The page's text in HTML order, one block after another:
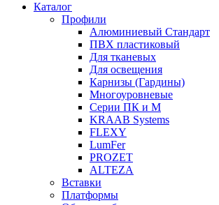
Каталог
Профили
Алюминиевый Стандарт
ПВХ пластиковый
Для тканевых
Для освещения
Карнизы (Гардины)
Многоуровневые
Серии ПК и М
KRAAB Systems
FLEXY
LumFer
PROZET
ALTEZA
Вставки
Платформы